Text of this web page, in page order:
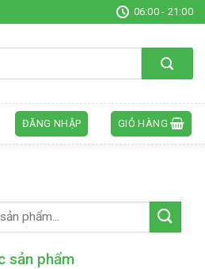
06:00 - 21:00
ĐĂNG NHẬP GIỎ HÀNG
sản phẩm